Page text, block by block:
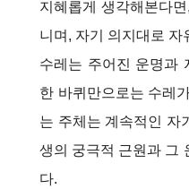
지혜롭게 생각해본다
니며, 자기 의지대로
수레는 주어진 운명과
한 바퀴만으로는 수레
는 주체는 계속적인 자
생의 궁극적 근원과 그
다.